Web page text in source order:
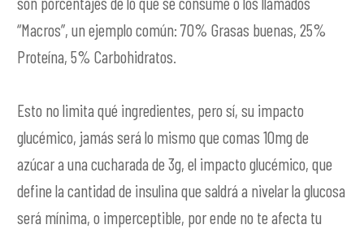
“Macros”, un ejemplo común: 70% Grasas buenas, 25%
Proteína, 5% Carbohidratos.
Esto no limita qué ingredientes, pero sí, su impacto
glucémico, jamás será lo mismo que comas 10mg de
azúcar a una cucharada de 3g, el impacto glucémico, que
define la cantidad de insulina que saldrá a nivelar la glucosa
será mínima, o imperceptible, por ende no te afecta tu